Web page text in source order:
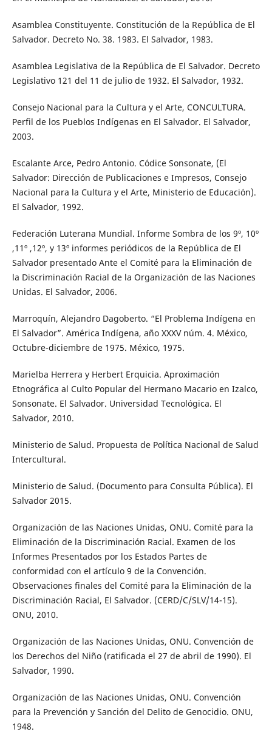
Asamblea Constituyente. Constitución de la República de El
Salvador. Decreto No. 38. 1983. El Salvador, 1983.
Asamblea Legislativa de la República de El Salvador. Decreto
Legislativo 121 del 11 de julio de 1932. El Salvador, 1932.
Consejo Nacional para la Cultura y el Arte, CONCULTURA.
Perfil de los Pueblos Indígenas en El Salvador. El Salvador,
2003.
Escalante Arce, Pedro Antonio. Códice Sonsonate, (El
Salvador: Dirección de Publicaciones e Impresos, Consejo
Nacional para la Cultura y el Arte, Ministerio de Educación).
El Salvador, 1992.
Federación Luterana Mundial. Informe Sombra de los 9º, 10º
,11º ,12º, y 13º informes periódicos de la República de El
Salvador presentado Ante el Comité para la Eliminación de
la Discriminación Racial de la Organización de las Naciones
Unidas. El Salvador, 2006.
Marroquín, Alejandro Dagoberto. “El Problema Indígena en
El Salvador”. América Indígena, año XXXV núm. 4. México,
Octubre-diciembre de 1975. México, 1975.
Marielba Herrera y Herbert Erquicia. Aproximación
Etnográfica al Culto Popular del Hermano Macario en Izalco,
Sonsonate. El Salvador. Universidad Tecnológica. El
Salvador, 2010.
Ministerio de Salud. Propuesta de Política Nacional de Salud
Intercultural.
Ministerio de Salud. (Documento para Consulta Pública). El
Salvador 2015.
Organización de las Naciones Unidas, ONU. Comité para la
Eliminación de la Discriminación Racial. Examen de los
Informes Presentados por los Estados Partes de
conformidad con el artículo 9 de la Convención.
Observaciones finales del Comité para la Eliminación de la
Discriminación Racial, El Salvador. (CERD/C/SLV/14-15).
ONU, 2010.
Organización de las Naciones Unidas, ONU. Convención de
los Derechos del Niño (ratificada el 27 de abril de 1990). El
Salvador, 1990.
Organización de las Naciones Unidas, ONU. Convención
para la Prevención y Sanción del Delito de Genocidio. ONU,
1948.